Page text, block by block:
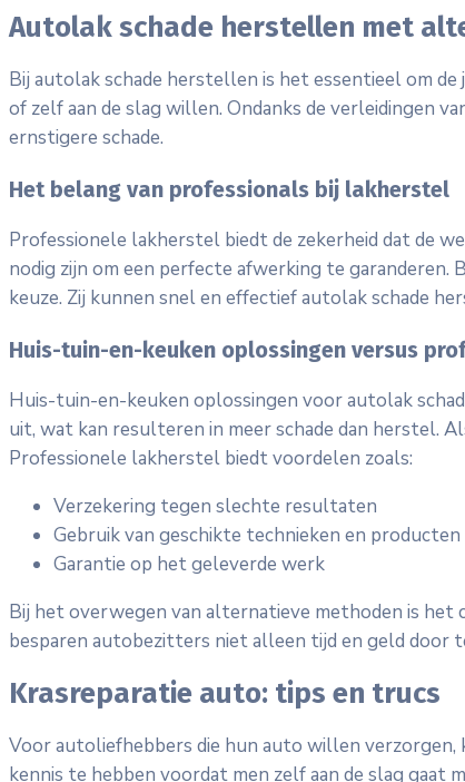
Autolak schade herstellen met
Bij autolak schade herstellen is het essentieel om
of zelf aan de slag willen. Ondanks de verleidingen
ernstigere schade.
Het belang van professionals bij lakherstel
Professionele lakherstel biedt de zekerheid dat de
nodig zijn om een perfecte afwerking te garanderen.
keuze. Zij kunnen snel en effectief autolak schade
Huis-tuin-en-keuken oplossingen versus
Huis-tuin-en-keuken oplossingen voor autolak
uit, wat kan resulteren in meer schade dan herstel.
Professionele lakherstel biedt voordelen zoals:
Verzekering tegen slechte resultaten
Gebruik van geschikte technieken en producten
Garantie op het geleverde werk
Bij het overwegen van alternatieve methoden is het
besparen autobezitters niet alleen tijd en geld door
Krasreparatie auto: tips en trucs
Voor autoliefhebbers die hun auto willen verzorgen,
kennis te hebben voordat men zelf aan de slag gaat